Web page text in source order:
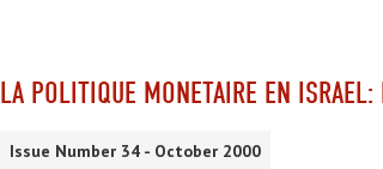
LA POLITIQUE MONETAIRE EN
Issue Number 34 - October 2000